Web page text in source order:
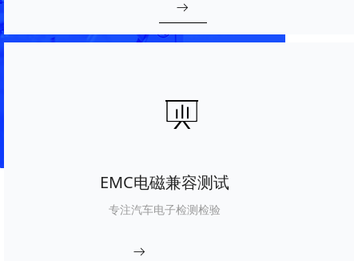
ꁹ
EMC电磁兼容测试
专注汽车电子检测检验
ꁹ
ꀣ